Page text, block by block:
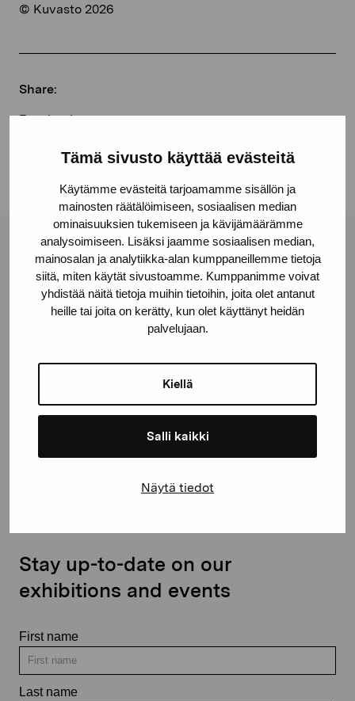
Tämä sivusto käyttää evästeitä
Käytämme evästeitä tarjoamamme sisällön ja
mainosten räätälöimiseen, sosiaalisen median
ominaisuuksien tukemiseen ja kävijämäärämme
analysoimiseen. Lisäksi jaamme sosiaalisen median,
mainosalan ja analytiikka-alan kumppaneillemme tietoja
siitä, miten käytät sivustoamme. Kumppanimme voivat
yhdistää näitä tietoja muihin tietoihin, joita olet antanut
heille tai joita on kerätty, kun olet käyttänyt heidän
palvelujaan.
Kiellä
Salli kaikki
Näytä tiedot
© Kuvasto 2026
Share:
Facebook
Pro Artibus Foundation
Gustav Wasas gata 11
+358 (0)50 371 6339
Contact us
Stay up-to-date on our
exhibitions and events
First name
Last name